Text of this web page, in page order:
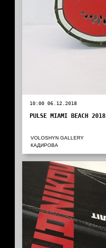
10:00 06.12.2018
PULSE MIAMI BEACH 2018
VOLOSHYN GALLERY
КАДИРОВА